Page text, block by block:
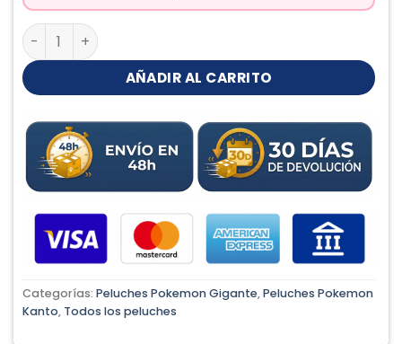
Dragonair Peluche cantidad
AÑADIR AL CARRITO
Categorías: Peluches Pokemon Gigante,Peluches Pokemon
Kanto, Todos los peluches